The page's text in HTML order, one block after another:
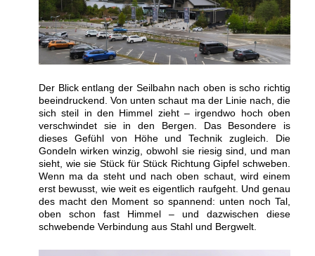
Der Blick entlang der Seilbahn nach oben is scho richtig
beeindruckend. Von unten schaut ma der Linie nach, die
sich steil in den Himmel zieht – irgendwo hoch oben
verschwindet sie in den Bergen. Das Besondere is
dieses Gefühl von Höhe und Technik zugleich. Die
Gondeln wirken winzig, obwohl sie riesig sind, und man
sieht, wie sie Stück für Stück Richtung Gipfel schweben.
Wenn ma da steht und nach oben schaut, wird einem
erst bewusst, wie weit es eigentlich raufgeht. Und genau
des macht den Moment so spannend: unten noch Tal,
oben schon fast Himmel – und dazwischen diese
schwebende Verbindung aus Stahl und Bergwelt.